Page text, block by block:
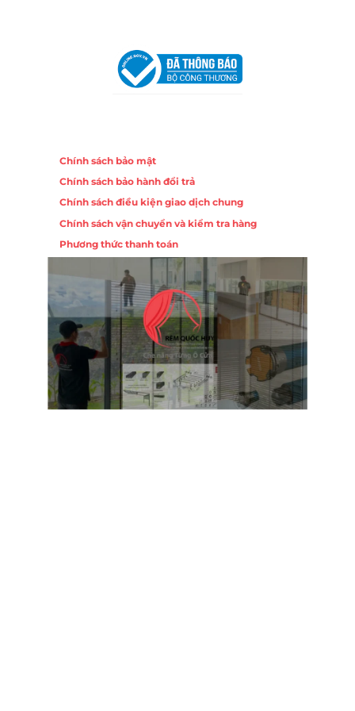
Chính sách bảo mật
Chính sách bảo hành đổi trả
Chính sách điều kiện giao dịch chung
Chính sách vận chuyển và kiểm tra hàng
Phương thức thanh toán